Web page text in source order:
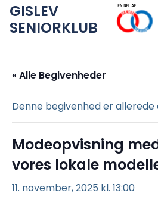
GISLEV
SENIORKLUB
« Alle Begivenheder
Denne begivenhed er allerede
Modeopvisning
vores lokale
11. november, 2025 kl. 13:00